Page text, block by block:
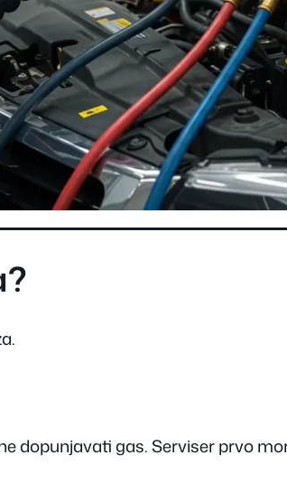
dopunjavati gas. Serviser prvo